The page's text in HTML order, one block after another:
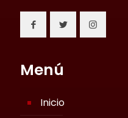
Menú
Inicio